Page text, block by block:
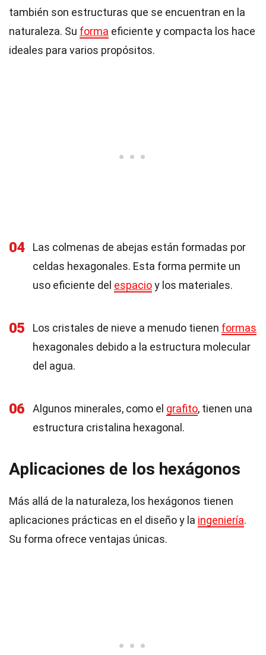
también son estructuras que se encuentran en la
naturaleza. Su forma eficiente y compacta los hace
ideales para varios propósitos.
04
Las colmenas de abejas están formadas por
celdas hexagonales. Esta forma permite un
uso eficiente del espacioy los materiales.
05 Los cristales de nieve a menudo tienen formas
hexagonales debido a la estructura molecular
del agua.
06 Algunos minerales, como el grafito, tienen una
estructura cristalina hexagonal.
Aplicaciones de los hexágonos
Más allá de la naturaleza, los hexágonos tienen
aplicaciones prácticas en el diseño y la ingeniería.
Su forma ofrece ventajas únicas.